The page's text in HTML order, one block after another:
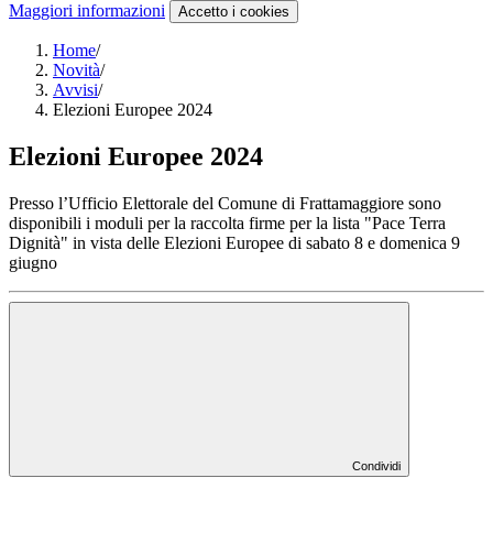
Maggiori informazioni Accetto i cookies
Home/
Novità/
Avvisi/
Elezioni Europee 2024
Elezioni Europee 2024
Presso l’Ufficio Elettorale del Comune di Frattamaggiore sono
disponibili i moduli per la raccolta firme per la lista "Pace Terra
Dignità" in vista delle Elezioni Europee di sabato 8 e domenica 9
giugno
Condividi